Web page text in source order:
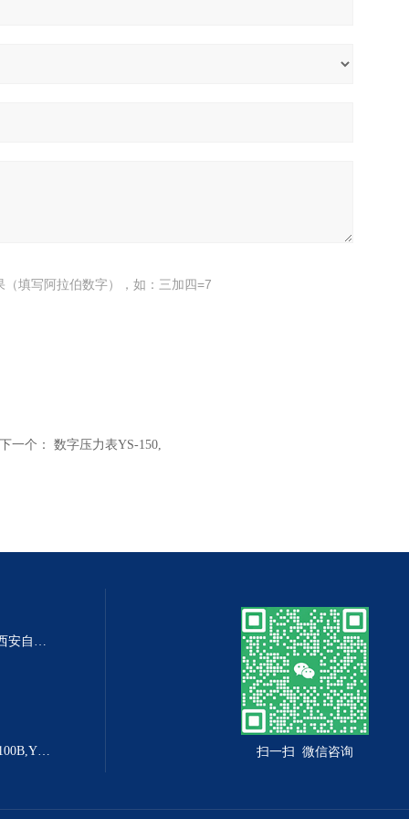
（填写阿拉伯数字），如：三加四=7
下一个： 数字压力表YS-150,
DP-100DP-100精密数字差压表,西安自动化仪表一厂 数字压力表
YX-160B防爆电接点压力表YX-100B,YX-160B 扫一扫 微信咨询